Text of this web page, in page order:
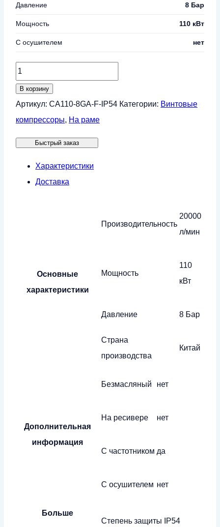
Давление 8 Бар
Мощность 110 кВт
С осушителем нет
Количество
товара
Винтовой
компрессор
CA110-
8GA-
В корзину
Артикул: СА110-8GA-F-IP54 Категории: Винтовые
компрессоры, На раме
Быстрый заказ
Характеристики
Доставка
Основные
характеристики
Производительность
20000
л/мин
Мощность
110
кВт
Давление 8 Бар
Страна
производства
Китай
Дополнительная
информация
Безмасляный нет
На ресивере нет
С частотником да
С осушителем нет
Больше
Степень защиты IP54